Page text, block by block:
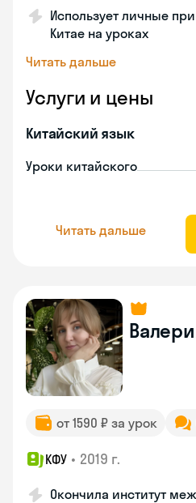
Использует личные
Китае на уроках
Читать дальше
Услуги и цены
Китайский язык
Уроки китайского
Читать дальше
от 1590 ₽ за урок
КФУ • 2019 г.
Окончила институт